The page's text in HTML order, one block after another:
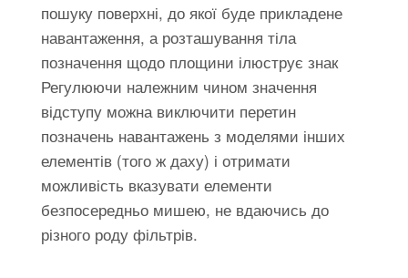
пошуку поверхні, до якої буде прикладене
навантаження, а розташування тіла
позначення щодо площини ілюструє знак
Регулюючи належним чином значення
відступу можна виключити перетин
позначень навантажень з моделями інших
елементів (того ж даху) і отримати
можливість вказувати елементи
безпосередньо мишею, не вдаючись до
різного роду фільтрів.